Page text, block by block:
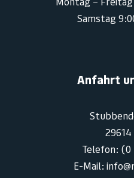
Samstag
Anfahrt
Telefon: (0
E-Mail: